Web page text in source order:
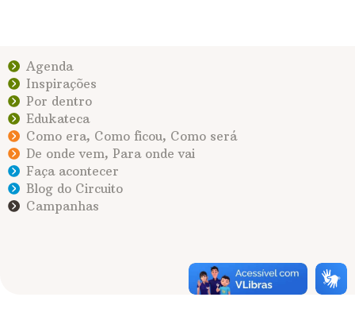
Agenda
Inspirações
Por dentro
Edukateca
Como era, Como ficou, Como será
De onde vem, Para onde vai
Faça acontecer
Blog do Circuito
Campanhas